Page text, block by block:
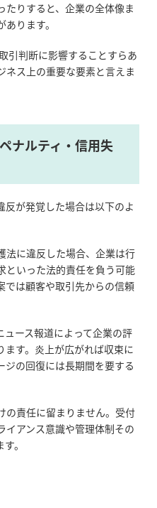
たりすると、企業の全体像ま
ります。
引判断に影響することすらあ
ネス上の重要な要素と言えま
ナルティ・信用失
反が発覚した場合は以下のよ
法に違反した場合、企業は行
といった法的責任を負う可能
では顧客や取引先からの信頼
ュース報道によって企業の評
す。炎上が広がれば収束に
ジの回復には長期間を要する
の責任に留まりません。受付
イアンス意識や管理体制その
。